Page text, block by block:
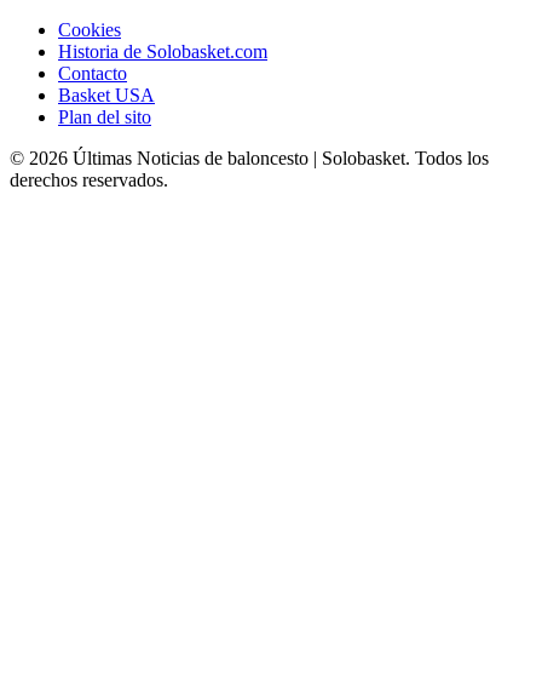
Cookies
Historia de Solobasket.com
Contacto
Basket USA
Plan del sito
© 2026 Últimas Noticias de baloncesto | Solobasket. Todos los
derechos reservados.